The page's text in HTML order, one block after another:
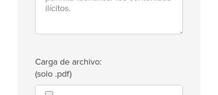
Carga de archivo:
(solo .pdf)